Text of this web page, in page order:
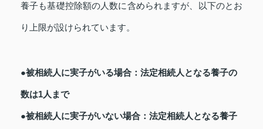
養子も基礎控除額の人数に含められますが、以下のとお
り上限が設けられています。
●被相続人に実子がいる場合：法定相続人となる養子の
数は1人まで
●被相続人に実子がいない場合：法定相続人となる養子